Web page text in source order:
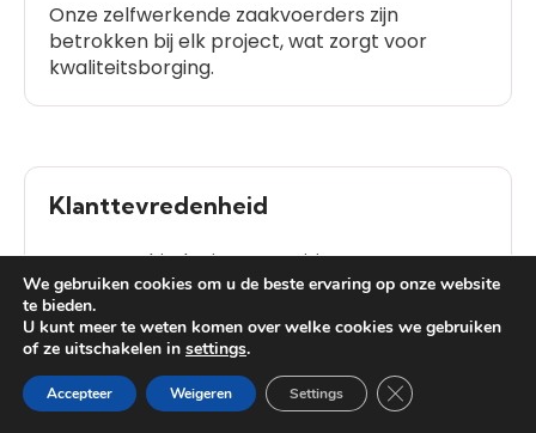
Onze zelfwerkende zaakvoerders zijn
betrokken bij elk project, wat zorgt voor
kwaliteitsborging.
Klanttevredenheid
Onze geschiedenis van positieve
klantbeoordelingen spreekt voor zich.
We gebruiken cookies om u de beste ervaring op onze website
te bieden.
U kunt meer te weten komen over welke cookies we gebruiken
of ze uitschakelen in settings.
Accepteer Weigeren Settings Close GDPR